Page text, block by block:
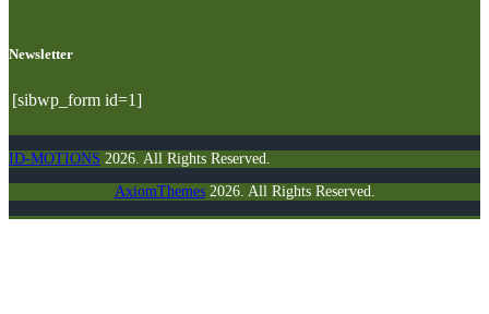
Newsletter
[sibwp_form id=1]
ID-MOTIONS 2026. All Rights Reserved.
AxiomThemes2026. All Rights Reserved.